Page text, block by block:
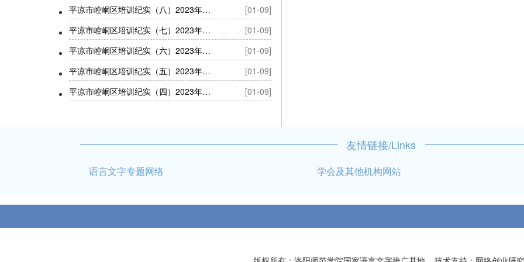
平凉市崆峒区培训纪实（八）2023年“童语同音”计划师资培训训后活动
[01-09]
平凉市崆峒区培训纪实（七）2023年“童语同音”计划师资培训训后活动
[01-09]
平凉市崆峒区培训纪实（六）2023年“童语同音”计划师资培训训后活动
[01-09]
平凉市崆峒区培训纪实（五）2023年“童语同音”计划师资培训训后活动
[01-09]
平凉市崆峒区培训纪实（四）2023年“童语同音”计划师资培训训后活动
[01-09]
友情链接/Links
语言文字专题网络 学会及其他机构网站